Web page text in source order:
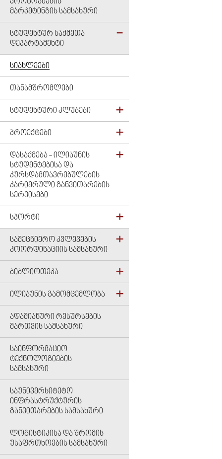
ᲛᲐᲠᲙᲔᲢᲘᲜᲒᲘᲡ ᲡᲐᲛᲡᲐᲮᲣᲠᲘ
ᲡᲢᲣᲓᲔᲜᲢᲣᲠ ᲡᲐᲥᲛᲔᲗᲐ
ᲓᲔᲞᲐᲠᲢᲐᲛᲔᲜᲢᲘ
ᲡᲘᲐᲮᲚᲔᲔᲑᲘ
ᲗᲐᲜᲐᲛᲨᲠᲝᲛᲚᲔᲑᲘ
ᲡᲢᲣᲓᲔᲜᲢᲣᲠᲘ ᲙᲚᲣᲑᲔᲑᲘ
ᲞᲠᲝᲔᲥᲢᲔᲑᲘ
ᲓᲐᲡᲐᲥᲛᲔᲑᲐ - ᲘᲚᲘᲐᲣᲜᲘᲡ
ᲡᲢᲣᲓᲔᲜᲢᲔᲑᲘᲡᲐ ᲓᲐ
ᲙᲣᲠᲡᲓᲐᲛᲗᲐᲕᲠᲔᲑᲣᲚᲔᲑᲘᲡ
ᲙᲐᲠᲘᲔᲠᲣᲚᲘ ᲒᲐᲜᲕᲘᲗᲐᲠᲔᲑᲘᲡ
ᲡᲔᲠᲕᲘᲡᲔᲑᲘ
ᲡᲞᲝᲠᲢᲘ
ᲡᲐᲛᲔᲪᲜᲘᲔᲠᲝ ᲙᲕᲚᲔᲕᲔᲑᲘᲡ
ᲙᲝᲝᲠᲓᲘᲜᲐᲪᲘᲘᲡ ᲡᲐᲛᲡᲐᲮᲣᲠᲘ
ᲑᲘᲑᲚᲘᲝᲗᲔᲙᲐ
ᲘᲚᲘᲐᲣᲜᲘᲡ ᲒᲐᲛᲝᲛᲪᲔᲛᲚᲝᲑᲐ
ᲐᲓᲐᲛᲘᲐᲜᲣᲠᲘ ᲠᲔᲡᲣᲠᲡᲔᲑᲘᲡ
ᲛᲐᲠᲗᲕᲘᲡ ᲡᲐᲛᲡᲐᲮᲣᲠᲘ
ᲡᲐᲘᲜᲤᲝᲠᲛᲐᲪᲘᲝ
ᲢᲔᲥᲜᲝᲚᲝᲒᲘᲔᲑᲘᲡ
ᲡᲐᲛᲡᲐᲮᲣᲠᲘ
ᲡᲐᲣᲜᲘᲕᲔᲠᲡᲘᲢᲔᲢᲝ
ᲘᲜᲤᲠᲐᲡᲢᲠᲣᲥᲢᲣᲠᲘᲡ
ᲒᲐᲜᲕᲘᲗᲐᲠᲔᲑᲘᲡ ᲡᲐᲛᲡᲐᲮᲣᲠᲘ
ᲚᲝᲒᲘᲡᲢᲘᲙᲘᲡᲐ ᲓᲐ ᲨᲠᲝᲛᲘᲡ
ᲣᲡᲐᲤᲠᲗᲮᲝᲔᲑᲘᲡ ᲡᲐᲛᲡᲐᲮᲣᲠᲘ